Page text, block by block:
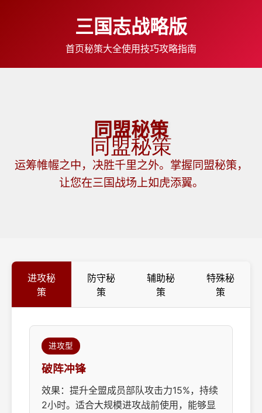
三国志战略版
首页秘策大全使用技巧攻略指南
同盟秘策
运筹帷幄之中，决胜千里之外。掌握同盟秘策，
让您在三国战场上如虎添翼。
进攻秘
策
防守秘
策
辅助秘
策
特殊秘
策
进攻型
破阵冲锋
效果：提升全盟成员部队攻击力15%，持续
2小时。适合大规模进攻战前使用，能够显